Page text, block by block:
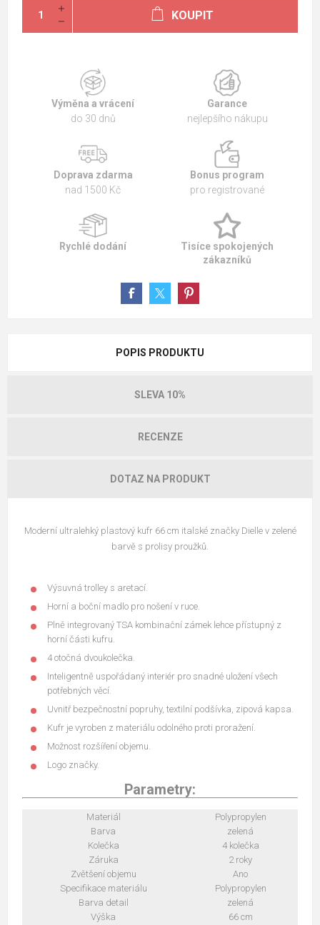
KOUPIT
Výměna a vrácení
do 30 dnů
Garance
nejlepšího nákupu
Doprava zdarma
nad 1500 Kč
Bonus program
pro registrované
Rychlé dodání
Tisíce spokojených
zákazníků
POPIS PRODUKTU
SLEVA 10%
RECENZE
DOTAZ NA PRODUKT
Moderní ultralehký plastový kufr 66 cm italské značky Dielle v zelené
barvě s prolisy proužků.
Výsuvná trolley s aretací.
Horní a boční madlo pro nošení v ruce.
Plně integrovaný TSA kombinační zámek lehce přístupný z
horní části kufru.
4 otočná dvoukolečka.
Inteligentně uspořádaný interiér pro snadné uložení všech
potřebných věcí.
Uvnitř bezpečnostní popruhy, textilní podšívka, zipová kapsa.
Kufr je vyroben z materiálu odolného proti proražení.
Možnost rozšíření objemu.
Logo značky.
Parametry:
Materiál
Polypropylen
Barva
zelená
Kolečka
4 kolečka
Záruka
2 roky
Zvětšení objemu
Ano
Specifikace materiálu
Polypropylen
Barva detail
zelená
Výška
66 cm